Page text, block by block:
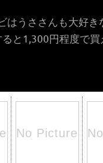
うささんも大好き
と1,300円程度で買